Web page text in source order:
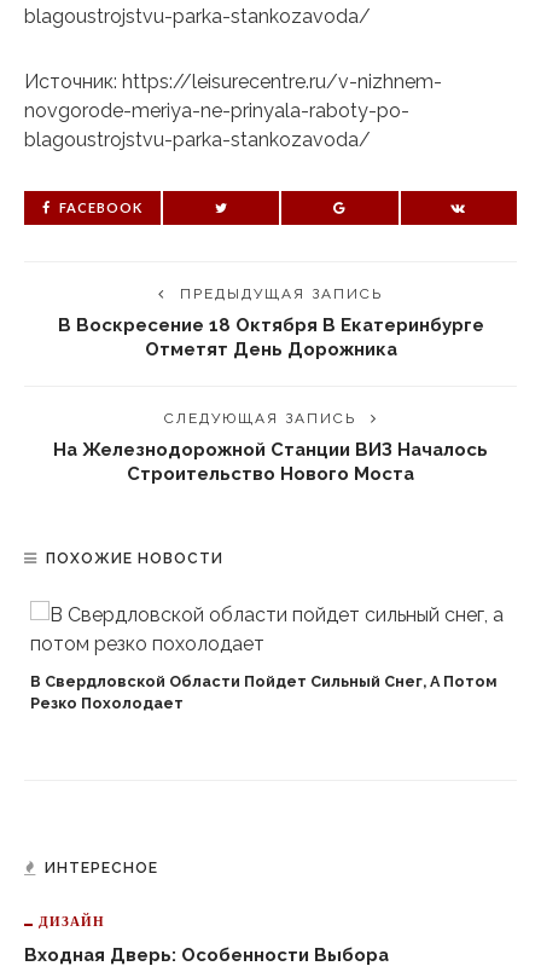
blagoustrojstvu-parka-stankozavoda/
Источник: https://leisurecentre.ru/v-nizhnem-
novgorode-meriya-ne-prinyala-raboty-po-
blagoustrojstvu-parka-stankozavoda/
FACEBOOK
ПРЕДЫДУЩАЯ ЗАПИСЬ
В Воскресение 18 Октября В Екатеринбурге
Отметят День Дорожника
СЛЕДУЮЩАЯ ЗАПИСЬ
На Железнодорожной Станции ВИЗ Началось
Строительство Нового Моста
ПОХОЖИЕ НОВОСТИ
В Свердловской Области Пойдет Сильный Снег, А Потом
Резко Похолодает
ИНТЕРЕСНОЕ
ДИЗАЙН
Входная Дверь: Особенности Выбора